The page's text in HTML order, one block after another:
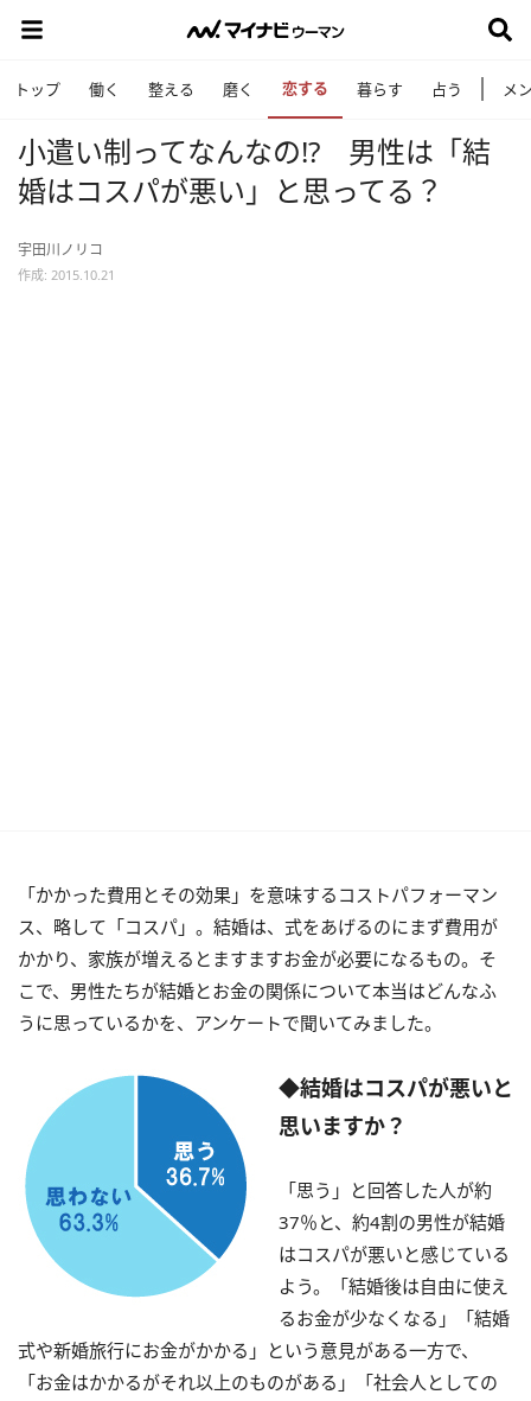
トップ 働く 整える 磨く 恋する 暮らす 占う メ
小遣い制ってなんなの!? 男性は「結
婚はコスパが悪い」と思ってる？
宇田川ノリコ
作成: 2015.10.21
「かかった費用とその効果」を意味するコストパフォーマン
ス、略して「コスパ」。結婚は、式をあげるのにまず費用が
かかり、家族が増えるとますますお金が必要になるもの。そ
こで、男性たちが結婚とお金の関係について本当はどんなふ
うに思っているかを、アンケートで聞いてみました。
◆結婚はコスパが悪いと
思いますか？
「思う」と回答した人が約
37％と、約4割の男性が結婚
はコスパが悪いと感じている
よう。「結婚後は自由に使え
るお金が少なくなる」「結婚
式や新婚旅行にお金がかかる」という意見がある一方で、
「お金はかかるがそれ以上のものがある」「社会人としての